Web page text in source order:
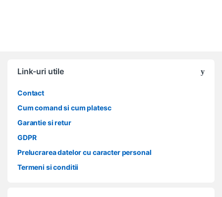
Link-uri utile
Contact
Cum comand si cum platesc
Garantie si retur
GDPR
Prelucrarea datelor cu caracter personal
Termeni si conditii